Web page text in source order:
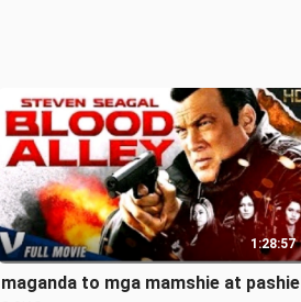
1:28:57
maganda to mga mamshie at pashie